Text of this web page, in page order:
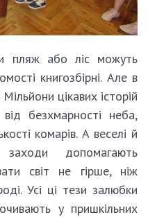
пляж або ліс можуть
книгозбірні. Але в
цікавих історій
безхмарності неба,
комарів. А веселі й
заходи допомагають
світ не гірше, ніж
Усі ці тези залюбки
у пришкільних